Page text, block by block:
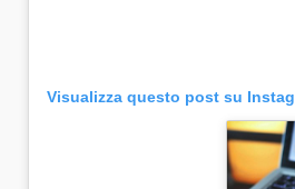
Visualizza questo post su